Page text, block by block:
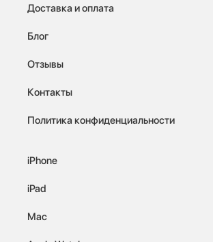
Доставка и оплата
Блог
Отзывы
Контакты
Политика конфиденциальности
iPhone
iPad
Mac